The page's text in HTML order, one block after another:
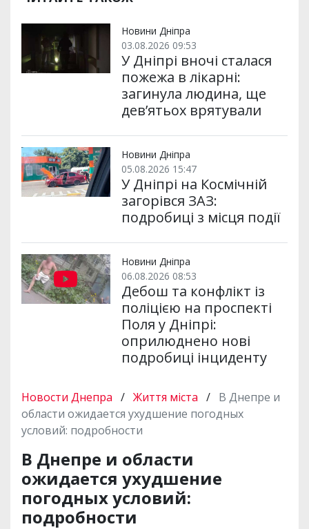
и
и
o
k
e
m p
Новини Дніпра
03.08.2026 09:53
У Дніпрі вночі сталася
пожежа в лікарні:
загинула людина, ще
дев’ятьох врятували
Новини Дніпра
05.08.2026 15:47
У Дніпрі на Космічній
загорівся ЗАЗ:
подробиці з місця події
Новини Дніпра
06.08.2026 08:53
Дебош та конфлікт із
поліцією на проспекті
Поля у Дніпрі:
оприлюднено нові
подробиці інциденту
Новости Днепра / Життя міста / В Днепре и
области ожидается ухудшение погодных
условий: подробности
В Днепре и области
ожидается ухудшение
погодных условий:
подробности